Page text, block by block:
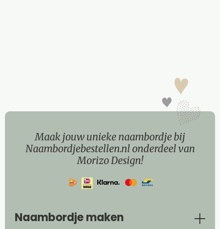
Maak jouw unieke naambordje bij
Naambordjebestellen.nl onderdeel van
Morizo Design!
Naambordje maken